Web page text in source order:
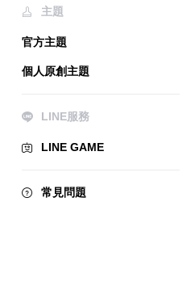
主題
官方主題
個人原創主題
LINE服務
LINE GAME
常見問題